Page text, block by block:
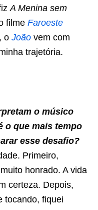
A Menina sem
filme Faroeste
o João vem com
trajetória.
o músico
o que mais tempo
esse desafio?
Primeiro,
honrado. A vida
certeza. Depois,
tocando, fiquei